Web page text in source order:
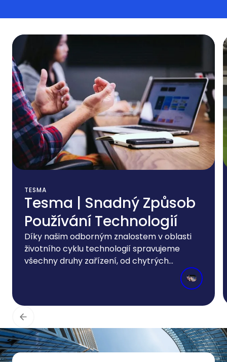
TESMA
Tesma | Snadný Způsob
Používání Technologií
Díky našim odborným znalostem v oblasti
životního cyklu technologií spravujeme
všechny druhy zařízení, od chytrých
telefonů a laptopů až po zdravotnickou